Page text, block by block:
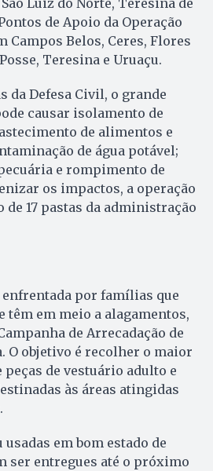
Luiz do Norte, Teresina de
de Apoio da Operação
Campos Belos, Ceres, Flores
Teresina e Uruaçu.
da Defesa Civil, o grande
causar isolamento de
de alimentos e
de água potável;
e rompimento de
os impactos, a operação
de 17 pastas da administração
por famílias que
têm em meio a alagamentos,
de Arrecadação de
O objetivo é recolher o maior
de vestuário adulto e
às áreas atingidas
em bom estado de
ser entregues até o próximo